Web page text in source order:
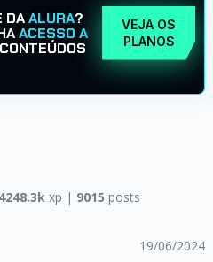
DAALURA?
ACESSO A
VEJA OS
PLANOS
4248.3k xp | 9015 posts
19/06/2024